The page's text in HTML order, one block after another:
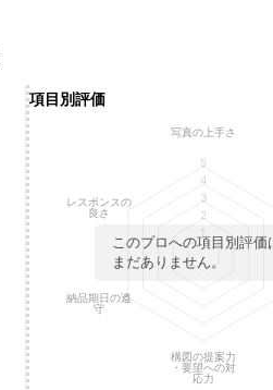
項目別評価
このプロへの項目別評価
まだありません。
写真の上手さ
構図の提案力
・要望への対
応力
納品期日の遵
守
レスポンスの
良さ
1
2
3
4
5